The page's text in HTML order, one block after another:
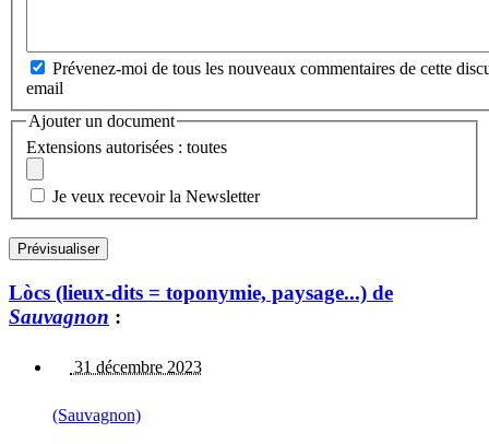
Prévenez-moi de tous les nouveaux commentaires de cette
email
Ajouter un document
Extensions autorisées : toutes
Je veux recevoir la Newsletter
Lòcs (lieux-dits = toponymie, paysage...) de
Sauvagnon :
31 décembre 2023
(Sauvagnon)